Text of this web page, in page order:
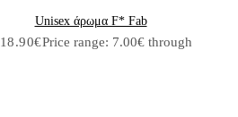
Unisex άρωμα F* Fab
18.90€Price range: 7.00€ through